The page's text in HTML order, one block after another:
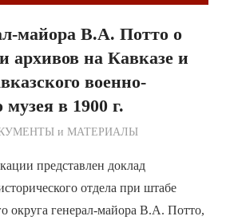
майора В.А. Потто о
архивов на Кавказе и
военно-
музея в 1900 г.
по Редакции
и МАТЕРИАЛЫ
представлен доклад
отдела при штабе
округа генерал-майора В.А. Потто,